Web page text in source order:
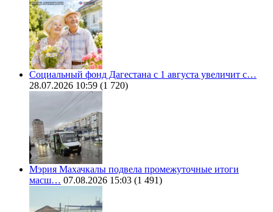
Социальный фонд Дагестана с 1 августа увеличит с…
28.07.2026 10:59 (1 720)
Мэрия Махачкалы подвела промежуточные итоги
масш… 07.08.2026 15:03 (1 491)